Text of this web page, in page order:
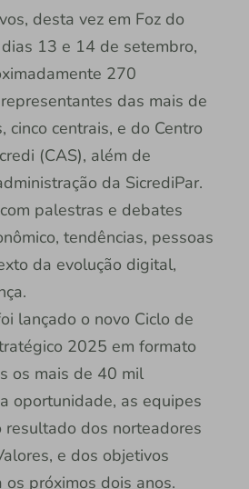
desta vez em Foz do
13 e 14 de setembro,
270
das mais de
cinco centrais, e do Centro
(CAS), além de
da SicrediPar.
palestras e debates
tendências, pessoas
da evolução digital,
lançado o novo Ciclo de
2025 em formato
os mais de 40 mil
oportunidade, as equipes
resultado dos norteadores
e dos objetivos
próximos dois anos.